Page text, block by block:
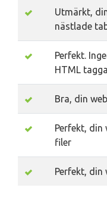
Utmärkt,
nästlade
Perfekt.
HTML
Bra, din
Perfekt, din
filer
Perfekt,